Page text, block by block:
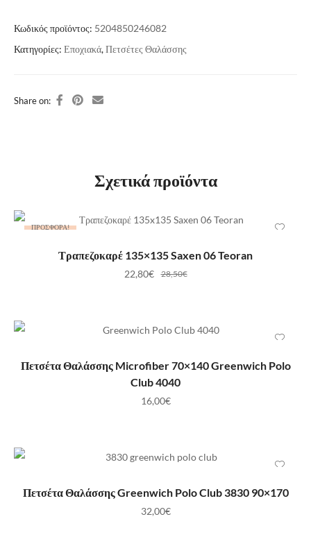
Κωδικός προϊόντος: 5204850246082
Κατηγορίες: Εποχιακά,Πετσέτες Θαλάσσης
Share on:
Σχετικά προϊόντα
ΠΡΟΣΦΟΡΆ!
ΠΡΟΣΘΉΚΗ ΣΤΟ ΚΑΛΆΘΙ
Τραπεζοκαρέ 135×135 Saxen 06 Teoran
28,50€
22,80€
ΠΡΟΣΘΉΚΗ ΣΤΟ ΚΑΛΆΘΙ
Πετσέτα Θαλάσσης Microfiber 70×140 Greenwich Polo
Club 4040
16,00€
ΠΡΟΣΘΉΚΗ ΣΤΟ ΚΑΛΆΘΙ
Πετσέτα Θαλάσσης Greenwich Polo Club 3830 90×170
32,00€